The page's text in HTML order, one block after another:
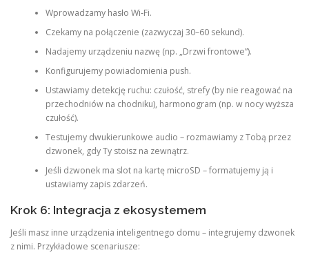
Wprowadzamy hasło Wi‑Fi.
Czekamy na połączenie (zazwyczaj 30–60 sekund).
Nadajemy urządzeniu nazwę (np. „Drzwi frontowe”).
Konfigurujemy powiadomienia push.
Ustawiamy detekcję ruchu: czułość, strefy (by nie reagować na
przechodniów na chodniku), harmonogram (np. w nocy wyższa
czułość).
Testujemy dwukierunkowe audio – rozmawiamy z Tobą przez
dzwonek, gdy Ty stoisz na zewnątrz.
Jeśli dzwonek ma slot na kartę microSD – formatujemy ją i
ustawiamy zapis zdarzeń.
Krok 6: Integracja z ekosystemem
Jeśli masz inne urządzenia inteligentnego domu – integrujemy dzwonek
z nimi. Przykładowe scenariusze: